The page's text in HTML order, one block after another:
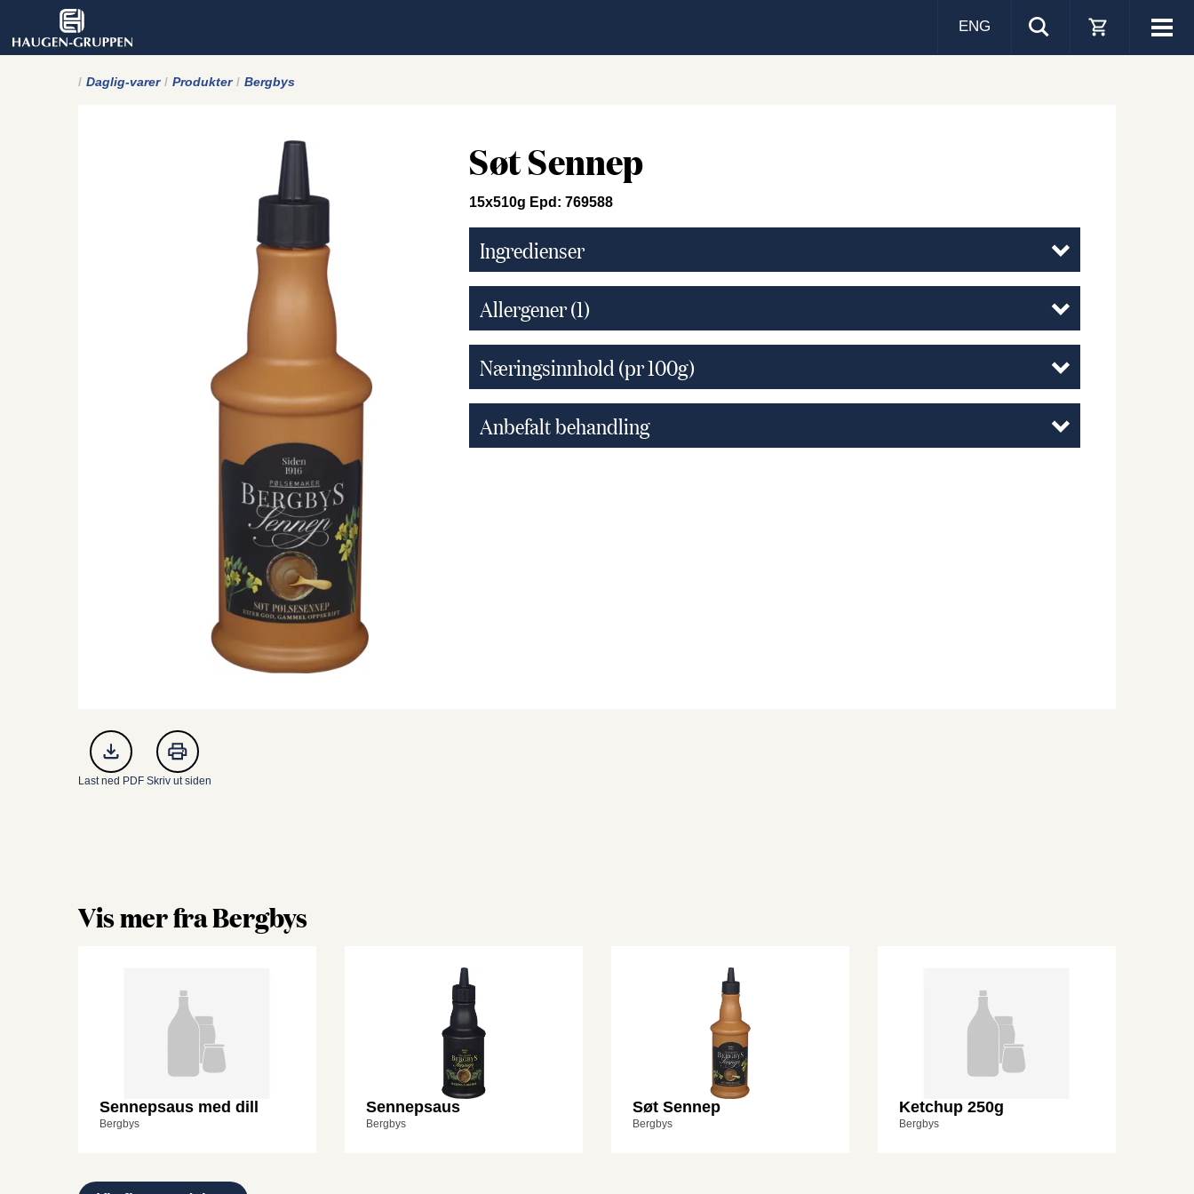
Visa
ENG
Daglig-varer Produkter Bergbys
Søt Sennep
15x510g Epd: 769588
Ingredienser
Allergener(1)
Næringsinnhold (pr 100g)
Anbefalt behandling
Last ned PDF Skriv ut siden
Vis mer fra Bergbys
Sennepsaus med dill
Bergbys
Sennepsaus
Bergbys
Søt Sennep
Bergbys
Ketchup 250g
Bergbys